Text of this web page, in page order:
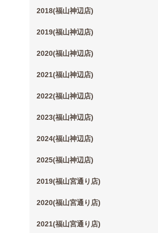
2018(福山神辺店)
2019(福山神辺店)
2020(福山神辺店)
2021(福山神辺店)
2022(福山神辺店)
2023(福山神辺店)
2024(福山神辺店)
2025(福山神辺店)
2019(福山宮通り店)
2020(福山宮通り店)
2021(福山宮通り店)